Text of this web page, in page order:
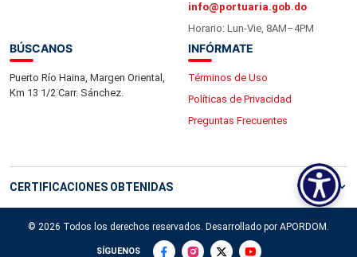
info@portuaria.gob.do
Horario: Lun-Vie, 8AM–4PM
BÚSCANOS
Puerto Río Haina, Margen Oriental,
Km 13 1/2 Carr. Sánchez.
INFÓRMATE
Términos de Uso
Políticas de Privacidad
Preguntas Frecuentes
CERTIFICACIONES OBTENIDAS
© 2026 Todos los derechos reservados. Desarrollado por APORDOM.
SÍGUENOS